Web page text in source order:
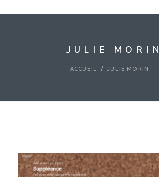
JULIE MORIN
ACCUEIL JULIE MORIN